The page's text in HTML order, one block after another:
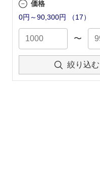
価格
0円～90,300円
（17）
〜
絞り込む